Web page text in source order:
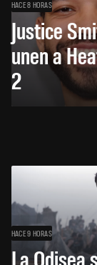
HACE 8 HORAS
Justice
unen a
2
HACE 9 HORAS
La Odisea